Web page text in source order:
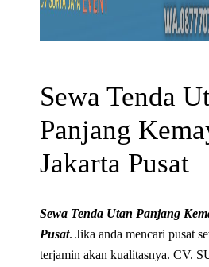
Sewa Tenda
Panjang
Jakarta Pusat
Sewa Tenda Utan Panjang
Pusat. Jika anda mencari pusat
terjamin akan kualitasnya. CV.